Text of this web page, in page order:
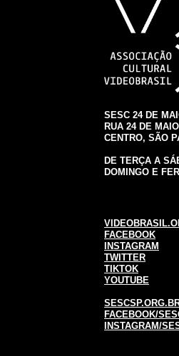
SESC 24 DE
RUA 24 DE
CENTRO, SÃO
DE TERÇA A
DOMINGO E
FACEBOOK
INSTAGRAM
TWITTER
TIKTOK
YOUTUBE
FACEBOOK/
INSTAGRAM/